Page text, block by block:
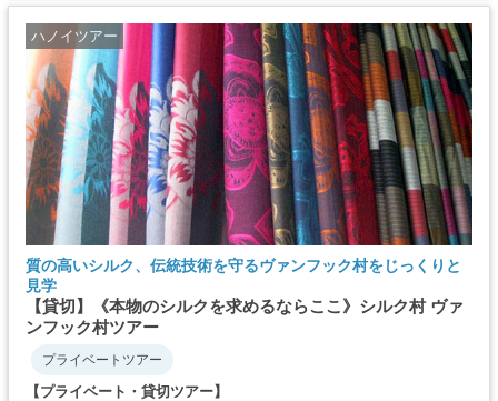
ハノイツアー
質の高いシルク、伝統技術を守るヴァンフック村をじっくりと
見学
【貸切】《本物のシルクを求めるならここ》シルク村 ヴァ
ンフック村ツアー
プライベートツアー
【プライベート・貸切ツアー】